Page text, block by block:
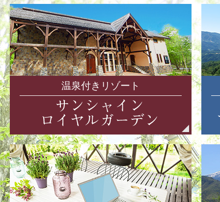
温泉付きリゾート